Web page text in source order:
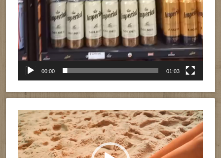
00:00 01:03
Reproductor
de
vídeo